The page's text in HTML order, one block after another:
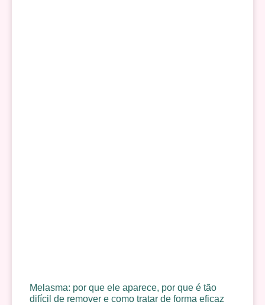
Melasma: por que ele aparece, por que é tão
difícil de remover e como tratar de forma eficaz